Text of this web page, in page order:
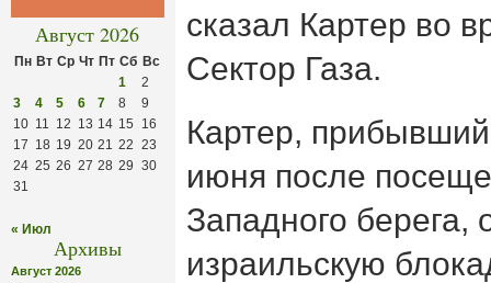
Август 2026
Пн Вт Ср Чт Пт Сб Вс
1
2
3
4 5 6 7 8
9
10 11 12 13 14 15
16
17 18 19 20 21 22 23
24 25 26 27 28 29 30
31
« Июл
Архивы
Август 2026
сказал Картер во
Сектор Газа.
Картер,
июня после
Западного берега,
израильскую